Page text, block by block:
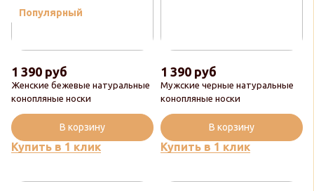
Популярный
Женские бежевые натуральные
конопляные носки
1 390 руб
Купить в 1 клик
В корзину
Мужские черные натуральные
конопляные носки
1 390 руб
Купить в 1 клик
В корзину